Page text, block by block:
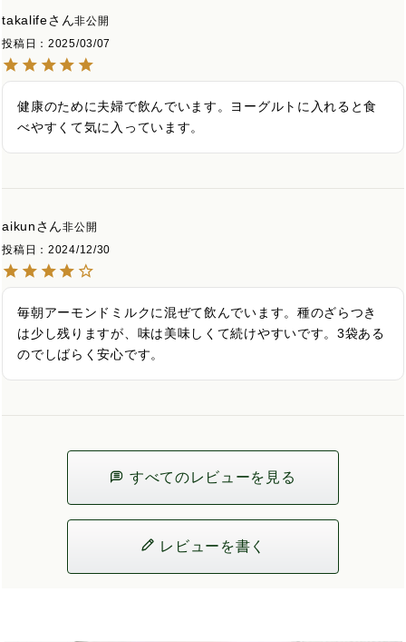
takalife
非公開
投稿日
2025/03/07
健康のために夫婦で飲んでいます。ヨーグルトに入れると食
べやすくて気に入っています。
aikun
非公開
投稿日
2024/12/30
毎朝アーモンドミルクに混ぜて飲んでいます。種のざらつき
は少し残りますが、味は美味しくて続けやすいです。3袋ある
のでしばらく安心です。
すべてのレビューを見る
レビューを書く